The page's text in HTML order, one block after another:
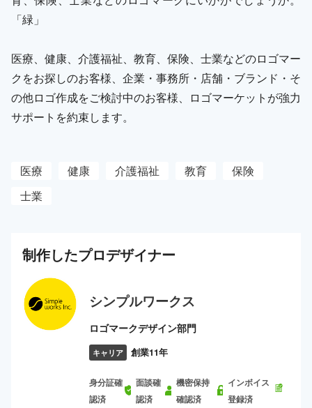
「緑」
医療、健康、介護福祉、教育、保険、士業などのロゴマー
クをお探しのお客様、企業・事務所・店舗・ブランド・そ
の他ロゴ作成をご検討中のお客様、ロゴマーケットが強力
サポートを約束します。
医療 健康 介護福祉 教育
保険
士業
制作したプロデザイナー
シンプルワークス
ロゴマークデザイン部門
キャリア 創業11年
身分証確
認済
面談確
認済
機密保持
確認済
インボイス
登録済